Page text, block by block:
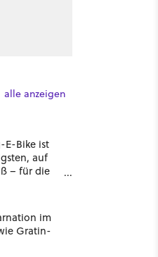
alle anzeigen
E-Bike ist
auf
– für die
im
Gratin-